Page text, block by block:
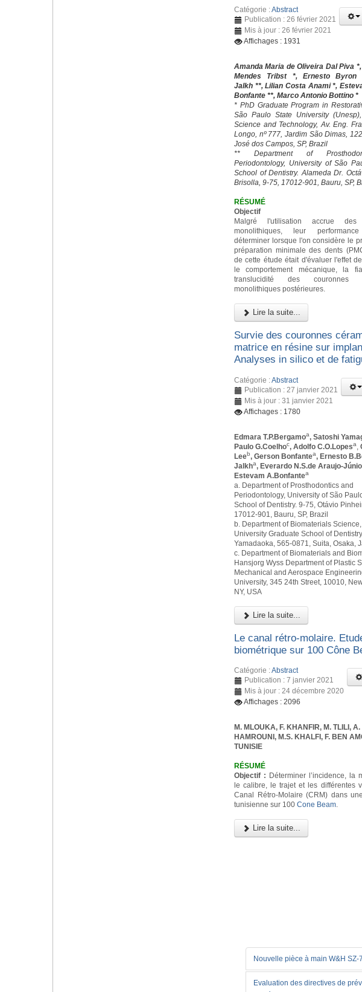
Catégorie :Abstract
Publication : 26 février 2021
Mis à jour : 26 février 2021
Affichages : 1931
Amanda Maria de Oliveira Dal Piva
Mendes Tribst *, Ernesto Byron
Jalkh **, Lilian Costa Anami *,
Bonfante **, Marco Antonio Bottino *
* PhD Graduate Program in
São Paulo State University
Science and Technology, Av. Eng.
Longo, nº 777, Jardim São Dimas,
José dos Campos, SP, Brazil
** Department of
Periodontology, University of São
School of Dentistry. Alameda Dr.
Brisolla, 9-75, 17012-901, Bauru, SP,
RÉSUMÉ
Objectif
Malgré l'utilisation accrue des
monolithiques, leur
déterminer lorsque l'on considère le
préparation minimale des dents
de cette étude était d'évaluer l'effet
le comportement mécanique, la
translucidité des couronnes
monolithiques postérieures.
Lire la suite...
Survie des couronnes
matrice en résine sur
Analyses in silico et de
Catégorie :Abstract
Publication : 27 janvier 2021
Mis à jour : 31 janvier 2021
Affichages : 1780
Edmara T.P.Bergamoa, Satoshi
Paulo G.Coelhoc, Adolfo C.O.Lopesa
Leeb, Gerson Bonfantea, Ernesto
Jalkha, Everardo N.S.de Araujo-
Estevam A.Bonfantea
a. Department of Prosthodontics and
Periodontology, University of São
School of Dentistry. 9-75, Otávio
17012-901, Bauru, SP, Brazil
b. Department of Biomaterials
University Graduate School of
Yamadaoka, 565-0871, Suita, Osaka,
c. Department of Biomaterials and
Hansjorg Wyss Department of Plastic
Mechanical and Aerospace
University, 345 24th Street, 10010,
NY, USA
Lire la suite...
Le canal rétro-molaire.
biométrique sur 100 Cône
Catégorie :Abstract
Publication : 7 janvier 2021
Mis à jour : 24 décembre 2020
Affichages : 2096
M. MLOUKA, F. KHANFIR, M. TLILI, A.
HAMROUNI, M.S. KHALFI, F. BEN
TUNISIE
RÉSUMÉ
Objectif : Déterminer l’incidence, la
le calibre, le trajet et les différentes
Canal Rétro-Molaire (CRM) dans
tunisienne sur 100 Cone Beam.
Lire la suite...
Nouvelle pièce à main W&H SZ-
Evaluation des directives de